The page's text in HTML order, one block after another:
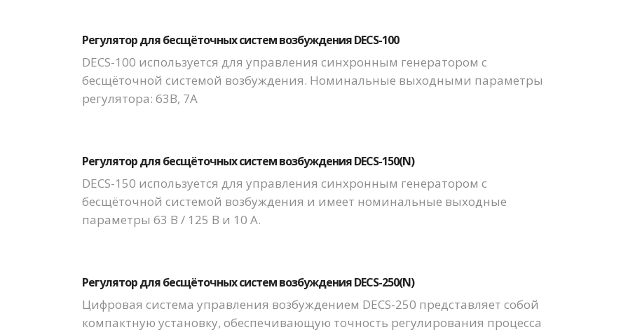
Регулятор для бесщёточных систем возбуждения DECS-100
DECS-100 используется для управления синхронным генератором с
бесщёточной системой возбуждения. Номинальные выходными параметры
регулятора: 63В, 7А
Регулятор для бесщёточных систем возбуждения DECS-150(N)
DECS-150 используется для управления синхронным генератором с
бесщёточной системой возбуждения и имеет номинальные выходные
параметры 63 В / 125 В и 10 А.
Регулятор для бесщёточных систем возбуждения DECS-250(N)
Цифровая система управления возбуждением DECS-250 представляет собой
компактную установку, обеспечивающую точность регулирования процесса